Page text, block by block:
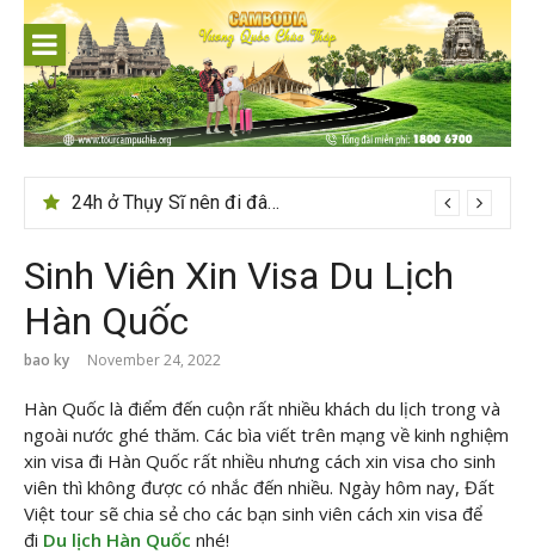
content
24h ở Thụy Sĩ nên đi đâu, chơi gì?
Sinh Viên Xin Visa Du Lịch
Hàn Quốc
bao ky November 24, 2022
Hàn Quốc là điểm đến cuộn rất nhiều khách du lịch trong và
ngoài nước ghé thăm. Các bìa viết trên mạng về kinh nghiệm
xin visa đi Hàn Quốc rất nhiều nhưng cách xin visa cho sinh
viên thì không được có nhắc đến nhiều. Ngày hôm nay, Đất
Việt tour sẽ chia sẻ cho các bạn sinh viên cách xin visa để
đi Du lịch Hàn Quốc nhé!